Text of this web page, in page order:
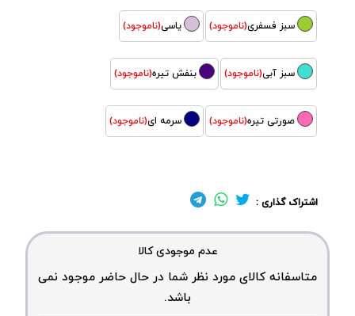
سبز فسفری(ناموجود) یاسی(ناموجود)
سبز آبی(ناموجود) بنفش تیره(ناموجود)
صورتی تیره(ناموجود) سرمه ای(ناموجود)
اشتراک گذاری :
عدم موجودی کالا
متاسفانه کالای مورد نظر شما در حال حاضر موجود نمی
باشد.